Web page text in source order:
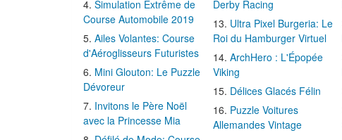
Simulation Extrême de
Course Automobile 2019
Ailes Volantes: Course
d'Aéroglisseurs Futuristes
Mini Glouton: Le Puzzle
Dévoreur
Invitons le Père Noël
avec la Princesse Mia
Derby Racing
Ultra Pixel Burgeria: Le
Roi du Hamburger Virtuel
ArchHero : L'Épopée
Viking
Délices Glacés Félin
Puzzle Voitures
Allemandes Vintage